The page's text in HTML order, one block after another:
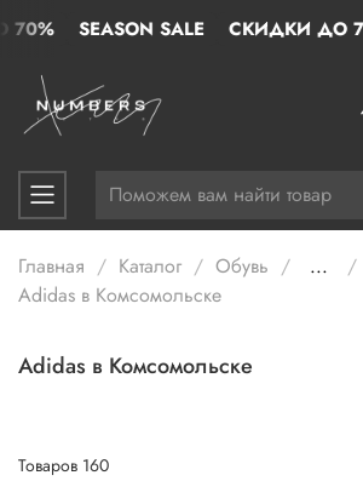
SEASON SALE СКИДКИ ДО 70%
Главная Каталог Обувь
...
Adidas в Комсомольске
Adidas в Комсомольске
Товаров 160